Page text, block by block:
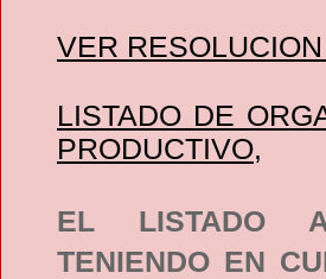
VER
LISTADO DE
PRODUCTIVO,
EL LISTADO
TENIENDO EN